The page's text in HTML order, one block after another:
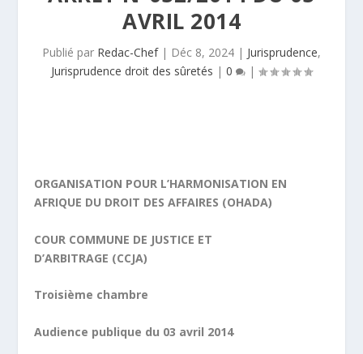
AVRIL 2014
Publié par Redac-Chef| Déc 8, 2024 | Jurisprudence,
Jurisprudence droit des sûretés | 0 |
ORGANISATION POUR L’HARMONISATION EN
AFRIQUE DU DROIT DES AFFAIRES (OHADA)
COUR COMMUNE DE JUSTICE ET
D’ARBITRAGE (CCJA)
Troisième chambre
Audience publique du 03 avril 2014